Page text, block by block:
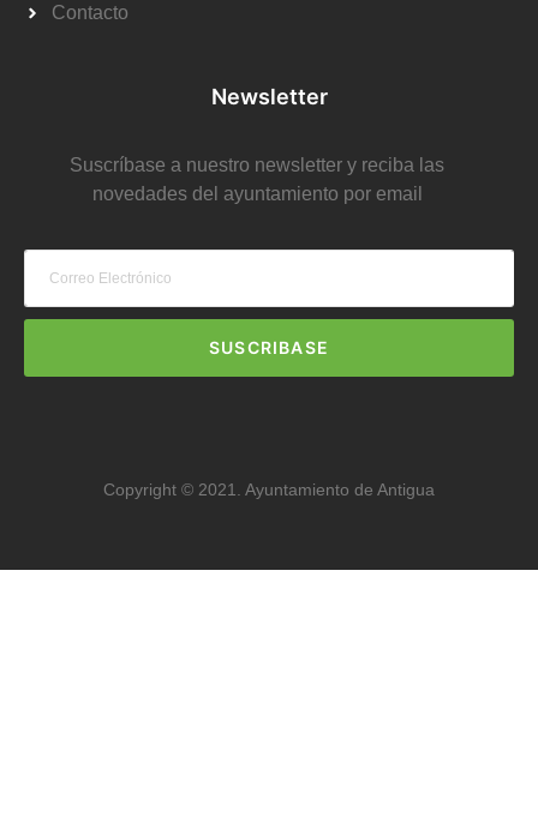
Contacto
Newsletter
Suscríbase a nuestro newsletter y reciba las
novedades del ayuntamiento por email
SUSCRIBASE
Copyright © 2021. Ayuntamiento de Antigua